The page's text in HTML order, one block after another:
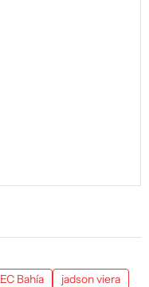
EC Bahía
jadson viera